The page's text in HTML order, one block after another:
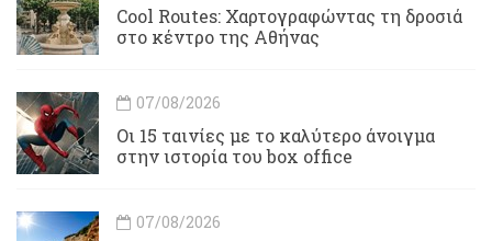
Cool Routes: Χαρτογραφώντας τη δροσιά
στο κέντρο της Αθήνας
07/08/2026
Οι 15 ταινίες με το καλύτερο άνοιγμα
στην ιστορία του box office
07/08/2026